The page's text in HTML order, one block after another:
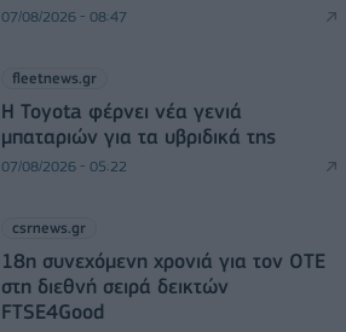
07/08/2026 - 08:47
fleetnews.gr
Η Toyota φέρνει νέα γενιά
μπαταριών για τα υβριδικά της
07/08/2026 - 05:22
csrnews.gr
18η συνεχόμενη χρονιά για τον ΟΤΕ
στη διεθνή σειρά δεικτών
FTSE4Good